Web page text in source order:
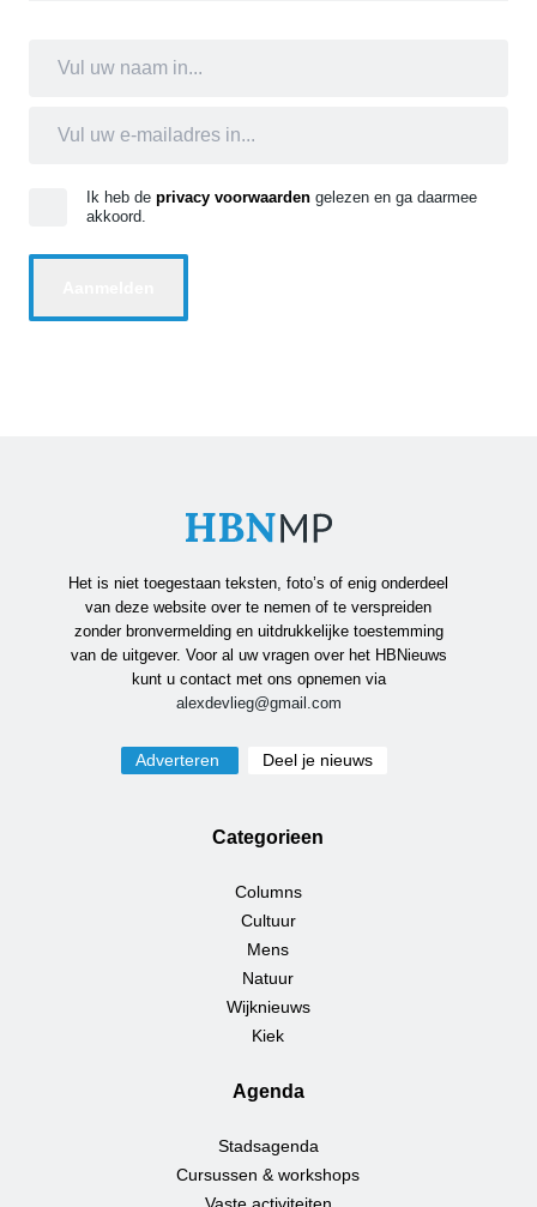
Ik heb de privacy voorwaarden gelezen en ga daarmee
akkoord.
Het is niet toegestaan teksten, foto’s of enig onderdeel
van deze website over te nemen of te verspreiden
zonder bronvermelding en uitdrukkelijke toestemming
van de uitgever. Voor al uw vragen over het HBNieuws
kunt u contact met ons opnemen via
alexdevlieg@gmail.com
Adverteren Deel je nieuws
Categorieen
Columns
Cultuur
Mens
Natuur
Wijknieuws
Kiek
Agenda
Stadsagenda
Cursussen & workshops
Vaste activiteiten